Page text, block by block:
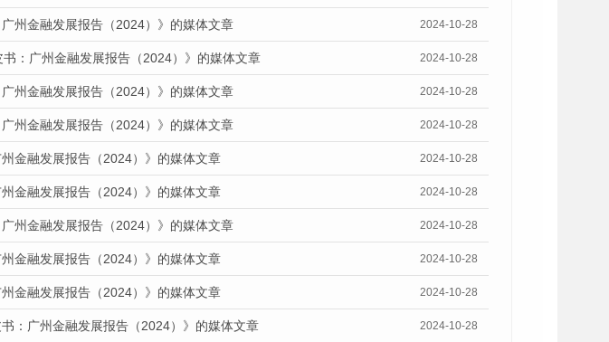
州金融发展报告（2024）》的媒体文章 2024-10-28
：广州金融发展报告（2024）》的媒体文章 2024-10-28
州金融发展报告（2024）》的媒体文章 2024-10-28
州金融发展报告（2024）》的媒体文章 2024-10-28
金融发展报告（2024）》的媒体文章 2024-10-28
金融发展报告（2024）》的媒体文章 2024-10-28
州金融发展报告（2024）》的媒体文章 2024-10-28
金融发展报告（2024）》的媒体文章 2024-10-28
金融发展报告（2024）》的媒体文章 2024-10-28
：广州金融发展报告（2024）》的媒体文章 2024-10-28